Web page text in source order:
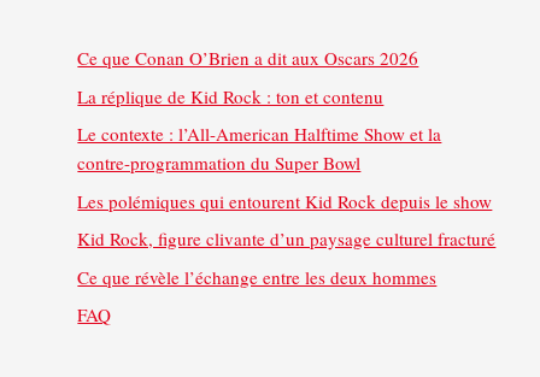
Ce que Conan O’Brien a dit aux Oscars 2026
La réplique de Kid Rock : ton et contenu
Le contexte : l’All-American Halftime Show et la
contre-programmation du Super Bowl
Les polémiques qui entourent Kid Rock depuis le show
Kid Rock, figure clivante d’un paysage culturel fracturé
Ce que révèle l’échange entre les deux hommes
FAQ